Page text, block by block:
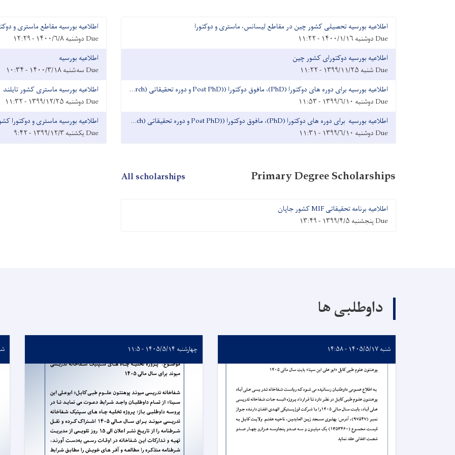
اطلاعیه بورسیه تحصیلی کشور چین در مقاطع لیسانس، ماستری و دوکتورا
Dueدوشنبه ۱۴۰۰/۱/۱۶ - ۱۱:۲۲
اطلاعیه بورسیه دوکتورای کشور چین
Dueشنبه ۱۳۹۹/۱۱/۲۵ - ۱۱:۲۲
اطلاعیه بورسیه برای دوره های دوکتورا (PhD)، مافوق دوکتورا ((Post PhD و دوره تحقیقاتی (Research)
Dueدوشنبه ۱۳۹۹/۶/۱۰ - ۱۱:۵۳
اطلاعیه بورسیه برای دوره های دوکتورا (PhD)، مافوق دوکتورا ((Post PhD و دوره تحقیقاتی (Research)
Dueدوشنبه ۱۳۹۹/۶/۱۰ - ۱۱:۳۱
اطلاعیه بورسیه مقاطع ماستری و
Dueدوشنبه ۱۴۰۰/۶/۸ - ۱۲:۲۹
اطلاعیه بورسیه
Dueسه‌شنبه ۱۴۰۰/۳/۱۸ - ۱۰:۳۴
اطلاعیه بورسیه ماستری کشور تایلند
Dueدوشنبه ۱۳۹۹/۱۲/۲۵ - ۱۱:۳۲
اطلاعیه بورسیه ماستری و دوکتورا
Dueیکشنبه ۱۳۹۹/۱۲/۳ - ۹:۴۲
Primary Degree Scholarships
All scholarships
اطلاعیه برنامه تحقیقاتی MIF کشور جاپان
Dueپنجشنبه ۱۳۹۹/۴/۵ - ۱۳:۴۹
داوطلبی ها
شنبه ۱۴۰۵/۵/۱۷ - ۱۴:۵۸ چهارشنبه ۱۴۰۵/۵/۱۴ - ۱۱:۵ شنبه